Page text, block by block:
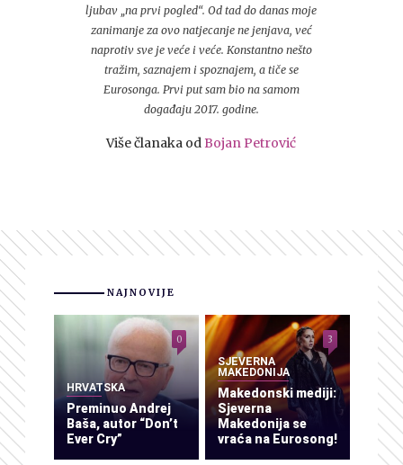
ljubav „na prvi pogled“. Od tad do danas moje
zanimanje za ovo natjecanje ne jenjava, već
naprotiv sve je veće i veće. Konstantno nešto
tražim, saznajem i spoznajem, a tiče se
Eurosonga. Prvi put sam bio na samom
događaju 2017. godine.
Više članaka odBojan Petrović
NAJNOVIJE
HRVATSKA
Preminuo Andrej
Baša, autor “Don’t
Ever Cry”
0
SJEVERNA
MAKEDONIJA
Makedonski mediji:
Sjeverna
Makedonija se
vraća na Eurosong!
3